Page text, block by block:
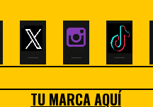
TU MARCA AQUÍ